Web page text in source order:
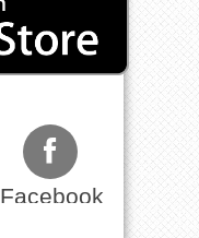
Facebook